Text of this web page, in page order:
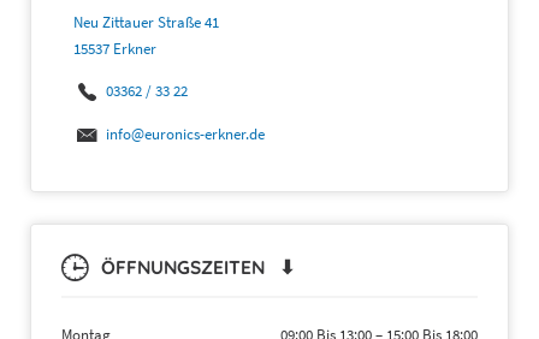
Neu Zittauer Straße 41
15537 Erkner
03362 / 33 22
info@euronics-erkner.de
ÖFFNUNGSZEITEN ⬇
Montag 09:00 Bis 13:00– 15:00 Bis 18:00